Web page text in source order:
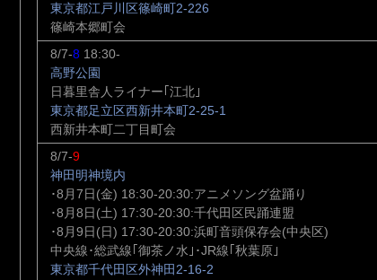
東京都江戸川区篠崎町2-226
篠崎本郷町会
8/7-8 18:30-
高野公園
日暮里舎人ライナー｢江北｣
東京都足立区西新井本町2-25-1
西新井本町二丁目町会
8/7-9
神田明神境内
･8月7日(金) 18:30-20:30:アニメソング盆踊り
･8月8日(土) 17:30-20:30:千代田区民踊連盟
･8月9日(日) 17:30-20:30:浜町音頭保存会(中央区)
中央線･総武線｢御茶ノ水｣･JR線｢秋葉原｣
東京都千代田区外神田2-16-2